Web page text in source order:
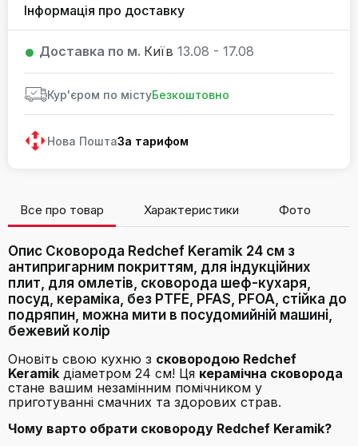
Інформація про доставку
Доставка по м. Київ 13.08 - 17.08
Кур'єром по містуБезкоштовно
Нова ПоштаЗа тарифом
Все про товар Характеристики Фото
Опис Сковорода Redchef Keramik 24 см з
антипригарним покриттям, для індукційних
плит, для омлетів, сковорода шеф-кухаря,
посуд, кераміка, без PTFE, PFAS, PFOA, стійка до
подряпин, можна мити в посудомийній машині,
бежевий колір
Оновіть свою кухню з сковородою Redchef
Keramik діаметром 24 см! Ця керамічна сковорода
стане вашим незамінним помічником у
приготуванні смачних та здорових страв.
Чому варто обрати сковороду Redchef Keramik?